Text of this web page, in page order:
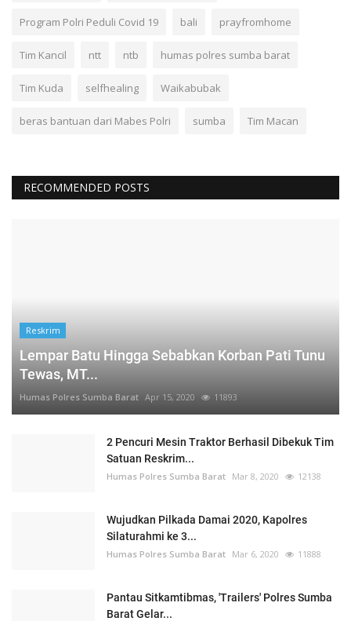
Program Polri Peduli Covid 19 bali prayfromhome
Tim Kancil ntt ntb humas polres sumba barat
Tim Kuda selfhealing Waikabubak
beras bantuan dari Mabes Polri sumba Tim Macan
RECOMMENDED POSTS
Reskrim
Lempar Batu Hingga Sebabkan Korban Pati Tunu
Tewas, MT...
Humas Polres Sumba Barat Apr 15, 2020 11893
2 Pencuri Mesin Traktor Berhasil Dibekuk Tim
Satuan Reskrim...
Humas Polres Sumba Barat Mar 8, 2020 12138
Wujudkan Pilkada Damai 2020, Kapolres
Silaturahmi ke 3...
Humas Polres Sumba Barat Mar 6, 2020 11888
Pantau Sitkamtibmas, 'Trailers' Polres Sumba
Barat Gelar...